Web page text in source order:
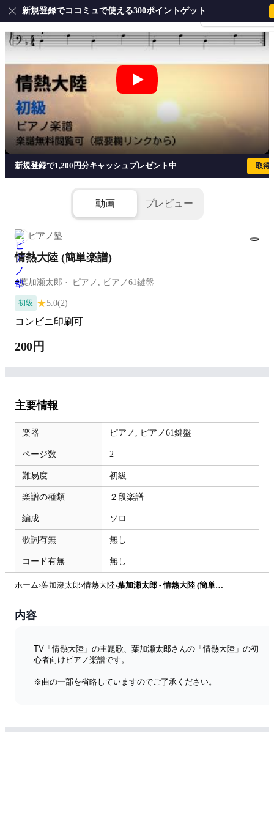
会員登録・ログイ
新規登録でココミュで使える300ポイントゲット
情熱大陸 (簡単楽譜) - 葉加瀬太郎
新規登録で1,200円分キャッシュプレゼント中 取得
動画 プレビュー
ピアノ塾
情熱大陸 (簡単楽譜)
-葉加瀬太郎 ピアノ, ピアノ61鍵盤
初級 ★5.0(2)
コンビニ印刷可
200円
主要情報
楽器 ピアノ, ピアノ61鍵盤
ページ数 2
難易度 初級
楽譜の種類 ２段楽譜
編成 ソロ
歌詞有無 無し
コード有無 無し
ホーム›葉加瀬太郎›情熱大陸› 葉加瀬太郎 - 情熱大陸 (簡単楽譜) by ピアノ塾
内容
TV「情熱大陸」の主題歌、葉加瀬太郎さんの「情熱大陸」の初
心者向けピアノ楽譜です。
※曲の一部を省略していますのでご了承ください。